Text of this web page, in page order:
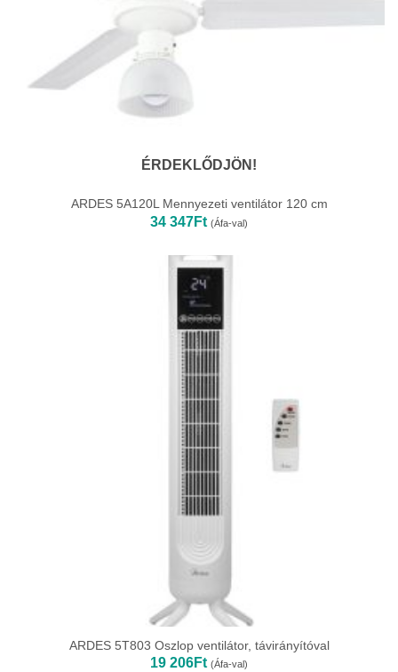
ÉRDEKLŐDJÖN!
ARDES 5A120L Mennyezeti ventilátor 120 cm
34 347Ft (Áfa-val)
ARDES 5T803 Oszlop ventilátor, távirányítóval
19 206Ft (Áfa-val)